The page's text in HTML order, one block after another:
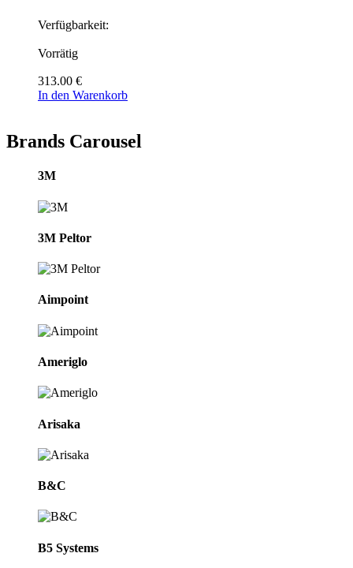
Verfügbarkeit:
Vorrätig
313.00 €
In den Warenkorb
Brands Carousel
3M
3M Peltor
Aimpoint
Ameriglo
Arisaka
B&C
B5 Systems